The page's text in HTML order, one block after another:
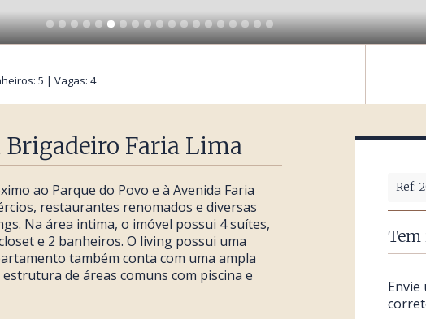
5 | Vagas: 4
Faria Lima
ao Parque do Povo e à Avenida Faria
restaurantes renomados e diversas
Na área intima, o imóvel possui 4 suítes,
e 2 banheiros. O living possui uma
também conta com uma ampla
de áreas comuns com piscina e
Ref:
Tem
Envie